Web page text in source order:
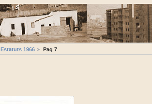
Estatuts 1966 Pag 7